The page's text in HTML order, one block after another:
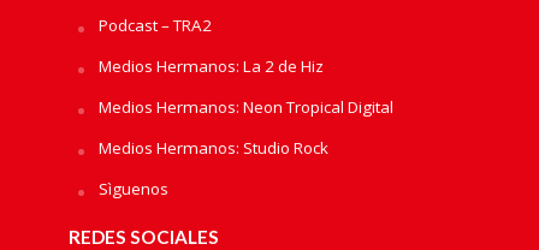
Podcast – TRA2
Medios Hermanos: La 2 de Hiz
Medios Hermanos: Neon Tropical Digital
Medios Hermanos: Studio Rock
Sìguenos
REDES SOCIALES